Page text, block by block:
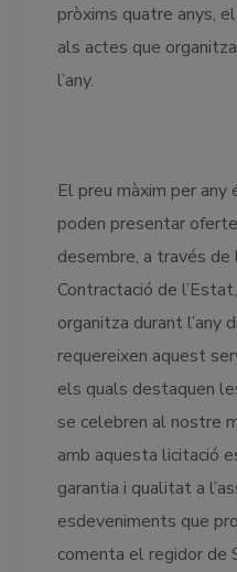
pròxims quatre anys,
als actes que
l’any.
El preu màxim per
poden presentar
desembre, a través
Contractació de
organitza durant l’any
requereixen aquest
els quals destaquen
se celebren al nostre
amb aquesta licitació
garantia i qualitat a
esdeveniments que
comenta el regidor de